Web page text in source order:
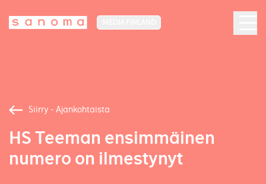
Siirry - Ajankohtaista
HS Teeman ensimmäinen
numero on ilmestynyt